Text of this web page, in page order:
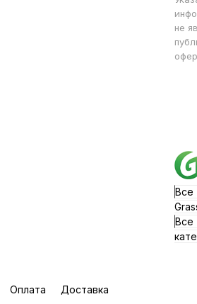
не
Все
Все
Оплата Доставка